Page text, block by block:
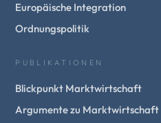
Europäische Integration
Ordnungspolitik
PUBLIKATIONEN
Blickpunkt Marktwirtschaft
Argumente zu Marktwirtschaft